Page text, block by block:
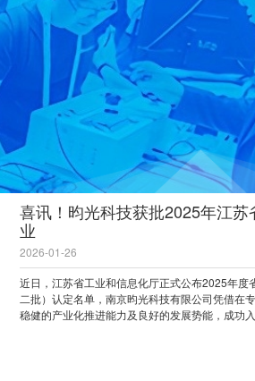
喜讯！昀光科技获批2025年江
业
2026-01-26
近日，江苏省工业和信息化厅正式公布2025年度
二批）认定名单，南京昀光科技有限公司凭借在
稳健的产业化推进能力及良好的发展势能，成功入